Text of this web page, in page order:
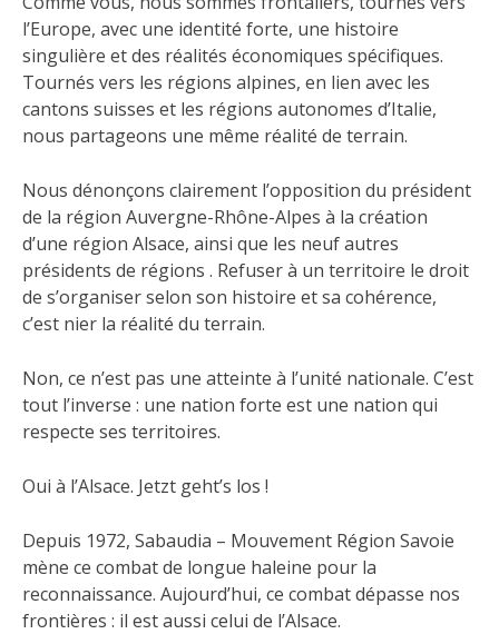
l’Europe, avec une identité forte, une histoire
singulière et des réalités économiques spécifiques.
Tournés vers les régions alpines, en lien avec les
cantons suisses et les régions autonomes d’Italie,
nous partageons une même réalité de terrain.
Nous dénonçons clairement l’opposition du président
de la région Auvergne-Rhône-Alpes à la création
d’une région Alsace, ainsi que les neuf autres
présidents de régions . Refuser à un territoire le droit
de s’organiser selon son histoire et sa cohérence,
c’est nier la réalité du terrain.
Non, ce n’est pas une atteinte à l’unité nationale. C’est
tout l’inverse : une nation forte est une nation qui
respecte ses territoires.
Oui à l’Alsace. Jetzt geht’s los !
Depuis 1972, Sabaudia – Mouvement Région Savoie
mène ce combat de longue haleine pour la
reconnaissance. Aujourd’hui, ce combat dépasse nos
frontières : il est aussi celui de l’Alsace.